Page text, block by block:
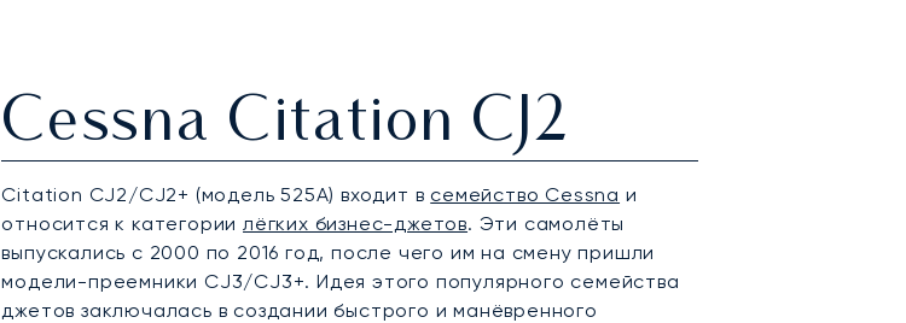
Cessna Citation CJ2
Citation CJ2/CJ2+ (модель 525A) входит в семейство Cessna и
относится к категориилёгких бизнес-джетов. Эти самолёты
выпускались с 2000 по 2016 год, после чего им на смену пришли
модели-преемники CJ3/CJ3+. Идея этого популярного семейства
джетов заключалась в создании быстрого и манёвренного